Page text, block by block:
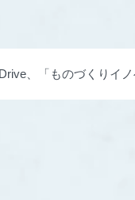
、「ものづくりイ
くりへ